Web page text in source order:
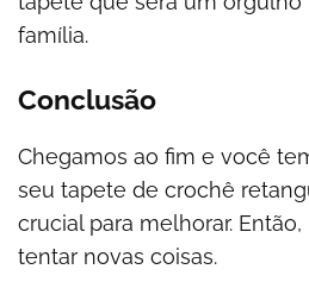
família.
Conclusão
Chegamos ao fim e você
seu tapete de crochê
crucial para melhorar.
tentar novas coisas.